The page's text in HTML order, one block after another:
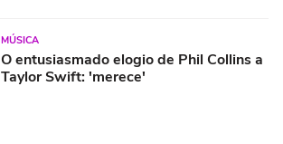
MÚSICA
O entusiasmado elogio de Phil Collins a
Taylor Swift: 'merece'